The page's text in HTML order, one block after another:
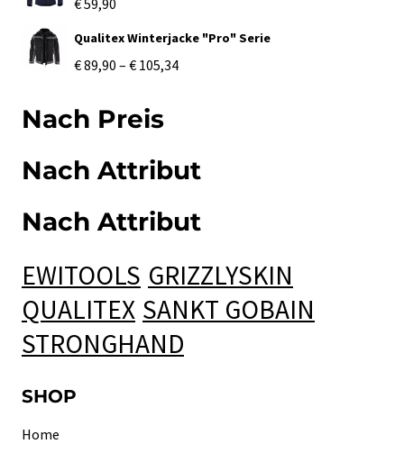
Qualitex Winterjacke "Pro" Serie
€89,90 – € 105,34Preisspanne:
Nach Preis
Nach Attribut
Nach Attribut
EWITOOLS GRIZZLYSKIN
QUALITEX SANKT GOBAIN
STRONGHAND
SHOP
Home